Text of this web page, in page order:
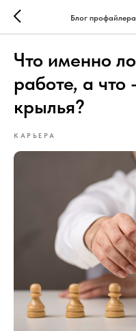
Блог
Что именно
работе, а
крылья?
КАРЬЕРА